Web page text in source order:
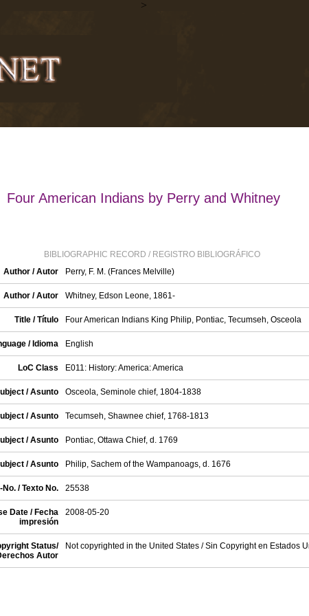
>
Four American Indians by Perry and Whitney
BIBLIOGRAPHIC RECORD / REGISTRO BIBLIOGRÁFICO
Author / Autor
Perry, F. M. (Frances Melville)
Author / Autor Whitney, Edson Leone, 1861-
Title / Título Four American Indians King Philip, Pontiac, Tecumseh, Osceola
/ Idioma English
LoC Class E011: History: America: America
/ Asunto Osceola, Seminole chief, 1804-1838
/ Asunto Tecumseh, Shawnee chief, 1768-1813
/ Asunto Pontiac, Ottawa Chief, d. 1769
/ Asunto Philip, Sachem of the Wampanoags, d. 1676
No. / Texto No. 25538
Date / Fecha
impresión
2008-05-20
Status/
Autor
Not copyrighted in the United States / Sin Copyright en Estados